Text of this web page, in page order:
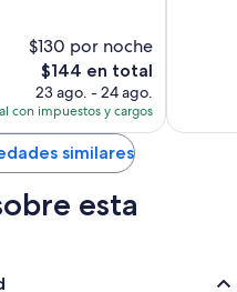
$130 por noche
El
precio
actual
es
de
$144
$144 en total
23 ago. - 24 ago.
con impuestos y cargos
similares
esta